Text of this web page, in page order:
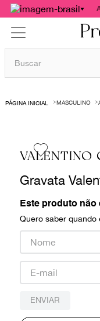
Buscar
MASCULINO
VALENTINO
Gravata
Este produto
Quero saber quando
ENVIAR
1º
bolsas
chanel
valentino
paula raia
burberry
prada